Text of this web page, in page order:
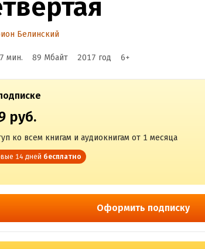
Белинский
мин. 89 Мбайт 2017 год 6+
руб.
ко всем книгам и аудиокнигам от 1 месяца
14 дней бесплатно
Оформить подписку